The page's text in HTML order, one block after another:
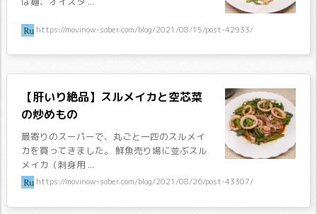
https://movinow-sober.com/blog/2021/08/15/post-42933/
【肝いり絶品】スルメイカと空芯菜
の炒めもの
最寄りのスーパーで、丸ごと一匹のスルメイ
カを買ってきました。 鮮魚売り場に並ぶスル
メイカ（刺身用 ...
https://movinow-sober.com/blog/2021/08/26/post-43307/